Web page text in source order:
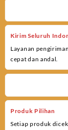
Kirim Seluruh
Layanan
cepat dan andal.
Produk Pilihan
Setiap produk